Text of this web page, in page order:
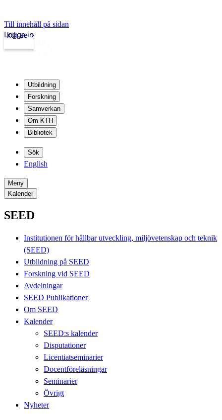
Till innehåll på sidan
kth.se
Logga in
Utbildning
Forskning
Samverkan
Om KTH
Bibliotek
Sök
English
Meny
Kalender
SEED
Institutionen för hållbar utveckling, miljövetenskap och teknik
(SEED)
Utbildning på SEED
Forskning vid SEED
Avdelningar
SEED Publikationer
Om SEED
Kalender
SEED:s kalender
Disputationer
Licentiatseminarier
Docentföreläsningar
Seminarier
Övrigt
Nyheter